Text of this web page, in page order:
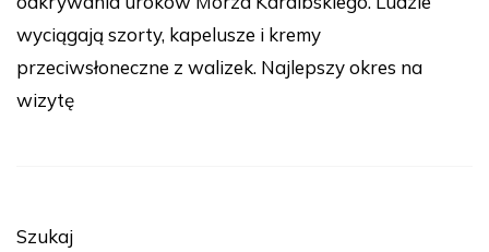
wyciągają szorty, kapelusze i kremy
przeciwsłoneczne z walizek. Najlepszy okres na
wizytę
Szukaj